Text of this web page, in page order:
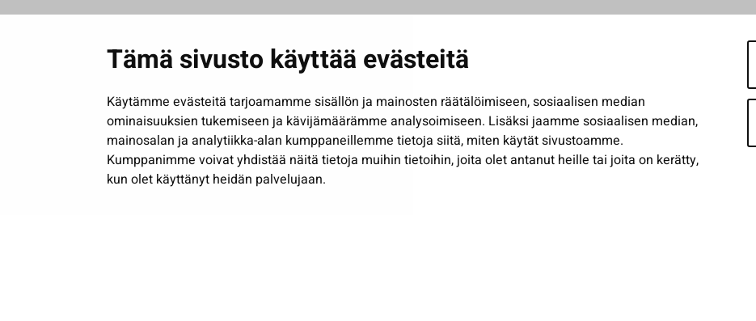
Tämä sivusto käyttää evästeitä
Käytämme evästeitä tarjoamamme sisällön ja mainosten räätälöimiseen, sosiaalisen median
ominaisuuksien tukemiseen ja kävijämäärämme analysoimiseen. Lisäksi jaamme sosiaalisen median,
mainosalan ja analytiikka-alan kumppaneillemme tietoja siitä, miten käytät sivustoamme.
Kumppanimme voivat yhdistää näitä tietoja muihin tietoihin, joita olet antanut heille tai joita on kerätty,
kun olet käyttänyt heidän palvelujaan.